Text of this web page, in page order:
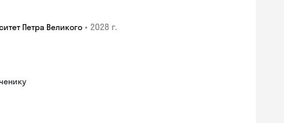
Петра Великого • 2028 г.